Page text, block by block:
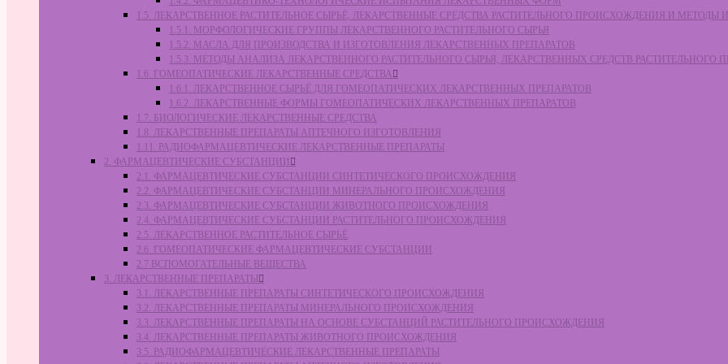
1.5. ЛЕКАРСТВЕННОЕ РАСТИТЕЛЬНОЕ СЫРЬЁ, ЛЕКАРСТВЕННЫЕ СРЕДСТВА РАСТИТЕЛЬНОГО ПРОИСХОЖДЕНИЯ И МЕТОДЫ
1.5.1. МОРФОЛОГИЧЕСКИЕ ГРУППЫ ЛЕКАРСТВЕННОГО РАСТИТЕЛЬНОГО СЫРЬЯ
1.5.2. МАСЛА ДЛЯ ПРОИЗВОДСТВА И ИЗГОТОВЛЕНИЯ ЛЕКАРСТВЕННЫХ ПРЕПАРАТОВ
1.5.3. МЕТОДЫ АНАЛИЗА ЛЕКАРСТВЕННОГО РАСТИТЕЛЬНОГО СЫРЬЯ, ЛЕКАРСТВЕННЫХ СРЕДСТВ РАСТИТЕЛЬНОГО
1.6. ГОМЕОПАТИЧЕСКИЕ ЛЕКАРСТВЕННЫЕ СРЕДСТВА
1.6.1. ЛЕКАРСТВЕННОЕ СЫРЬЁ ДЛЯ ГОМЕОПАТИЧЕСКИХ ЛЕКАРСТВЕННЫХ ПРЕПАРАТОВ
1.6.2. ЛЕКАРСТВЕННЫЕ ФОРМЫ ГОМЕОПАТИЧЕСКИХ ЛЕКАРСТВЕННЫХ ПРЕПАРАТОВ
1.7. БИОЛОГИЧЕСКИЕ ЛЕКАРСТВЕННЫЕ СРЕДСТВА
1.8. ЛЕКАРСТВЕННЫЕ ПРЕПАРАТЫ АПТЕЧНОГО ИЗГОТОВЛЕНИЯ
1.11. РАДИОФАРМАЦЕВТИЧЕСКИЕ ЛЕКАРСТВЕННЫЕ ПРЕПАРАТЫ
2. ФАРМАЦЕВТИЧЕСКИЕ СУБСТАНЦИИ
2.1. ФАРМАЦЕВТИЧЕСКИЕ СУБСТАНЦИИ СИНТЕТИЧЕСКОГО ПРОИСХОЖДЕНИЯ
2.2. ФАРМАЦЕВТИЧЕСКИЕ СУБСТАНЦИИ МИНЕРАЛЬНОГО ПРОИСХОЖДЕНИЯ
2.3. ФАРМАЦЕВТИЧЕСКИЕ СУБСТАНЦИИ ЖИВОТНОГО ПРОИСХОЖДЕНИЯ
2.4. ФАРМАЦЕВТИЧЕСКИЕ СУБСТАНЦИИ РАСТИТЕЛЬНОГО ПРОИСХОЖДЕНИЯ
2.5. ЛЕКАРСТВЕННОЕ РАСТИТЕЛЬНОЕ СЫРЬЁ
2.6. ГОМЕОПАТИЧЕСКИЕ ФАРМАЦЕВТИЧЕСКИЕ СУБСТАНЦИИ
2.7 ВСПОМОГАТЕЛЬНЫЕ ВЕЩЕСТВА
3. ЛЕКАРСТВЕННЫЕ ПРЕПАРАТЫ
3.1. ЛЕКАРСТВЕННЫЕ ПРЕПАРАТЫ СИНТЕТИЧЕСКОГО ПРОИСХОЖДЕНИЯ
3.2. ЛЕКАРСТВЕННЫЕ ПРЕПАРАТЫ МИНЕРАЛЬНОГО ПРОИСХОЖДЕНИЯ
3.3. ЛЕКАРСТВЕННЫЕ ПРЕПАРАТЫ НА ОСНОВЕ СУБСТАНЦИЙ РАСТИТЕЛЬНОГО ПРОИСХОЖДЕНИЯ
3.4. ЛЕКАРСТВЕННЫЕ ПРЕПАРАТЫ ЖИВОТНОГО ПРОИСХОЖДЕНИЯ
3.5. РАДИОФАРМАЦЕВТИЧЕСКИЕ ЛЕКАРСТВЕННЫЕ ПРЕПАРАТЫ